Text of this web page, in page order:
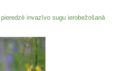
invazīvo sugu ierobežošanā